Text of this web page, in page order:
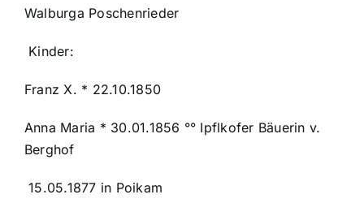
Walburga Poschenrieder
Kinder:
Franz X. * 22.10.1850
Anna Maria * 30.01.1856 °° Ipflkofer Bäuerin v.
Berghof
15.05.1877 in Poikam